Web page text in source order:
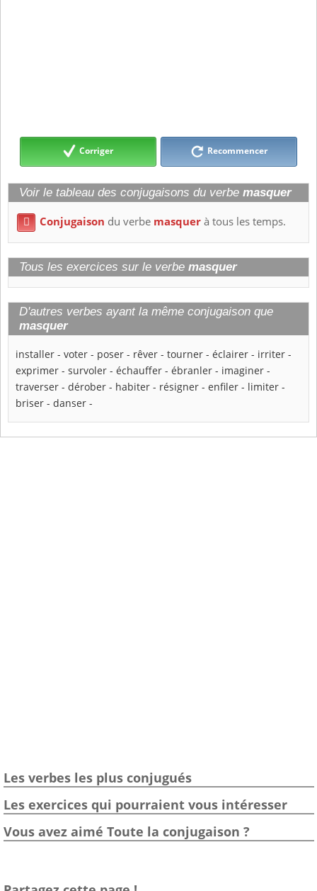
Corriger Recommencer
Voir le tableau des conjugaisons du verbe masquer
 Conjugaison du verbe masquerà tous les temps.
Tous les exercices sur le verbe masquer
D'autres verbes ayant la même conjugaison que
masquer
installer - voter - poser - rêver - tourner - éclairer - irriter -
exprimer - survoler - échauffer - ébranler - imaginer -
traverser - dérober - habiter - résigner - enfiler - limiter -
briser - danser -
Les verbes les plus conjugués
Les exercices qui pourraient vous intéresser
Vous avez aimé Toute la conjugaison ?